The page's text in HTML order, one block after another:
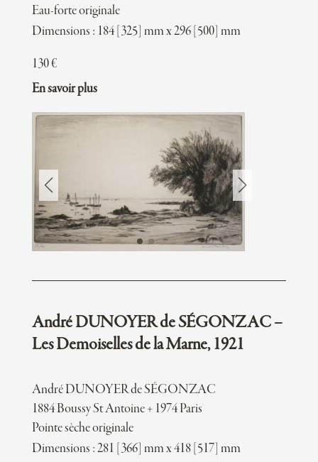
Eau-forte originale
Dimensions : 184 [325] mm x 296 [500] mm
130€
En savoir plus
André DUNOYER de SÉGONZAC –
Les Demoiselles de la Marne, 1921
André DUNOYER de SÉGONZAC
1884 Boussy St Antoine + 1974 Paris
Pointe sèche originale
Dimensions : 281 [366] mm x 418 [517] mm